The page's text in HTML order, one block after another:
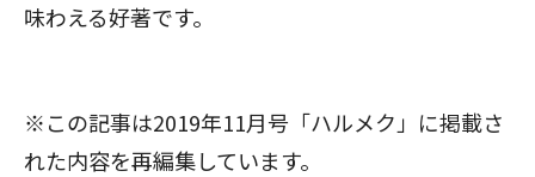
味わえる好著です。
※この記事は2019年11月号「ハルメク」に掲載さ
れた内容を再編集しています。